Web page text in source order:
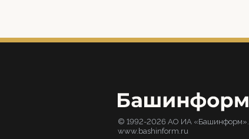
© 1992-2026 АО ИА «Башинформ».
www.bashinform.ru